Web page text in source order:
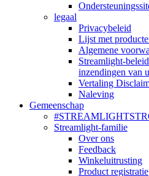
legaal
Privacybeleid
Lijst met
Algemene
Streamlight-
inzendingen van
Vertaling
Naleving
Gemeenschap
Streamlight-familie
Over ons
Feedback
Winkeluitrusting
Product registratie